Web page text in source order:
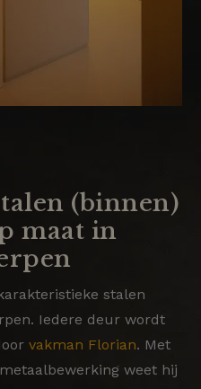
(binnen)
maat in
stalen
Iedere deur wordt
vakman Florian. Met
weet hij